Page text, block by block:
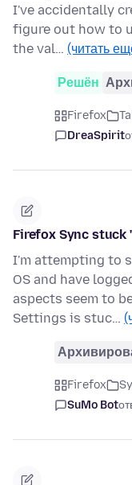
I've accidentally
figure out how to
the val… (читать
Решён
Firefox
DreaSpirit
Firefox Sync stuck
I'm attempting to
OS and have
aspects seem to
Settings is stuc…
Firefox
SuMo Bot